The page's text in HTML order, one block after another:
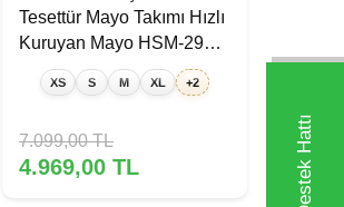
Tesettür Mayo Takımı Hızlı
Kuruyan Mayo HSM-2934-
08 Mavi Lacivert
XS S M XL +2
7.099,00TL
4.969,00 TL